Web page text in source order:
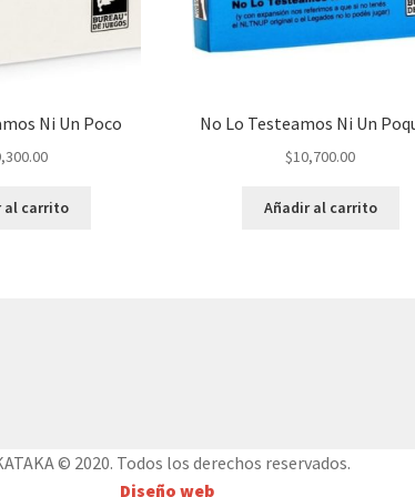
Ni Un Poco
al carrito
No Lo Testeamos Ni Un
$10,700.00
Añadir al carrito
© 2020. Todos los derechos reservados.
Diseño web